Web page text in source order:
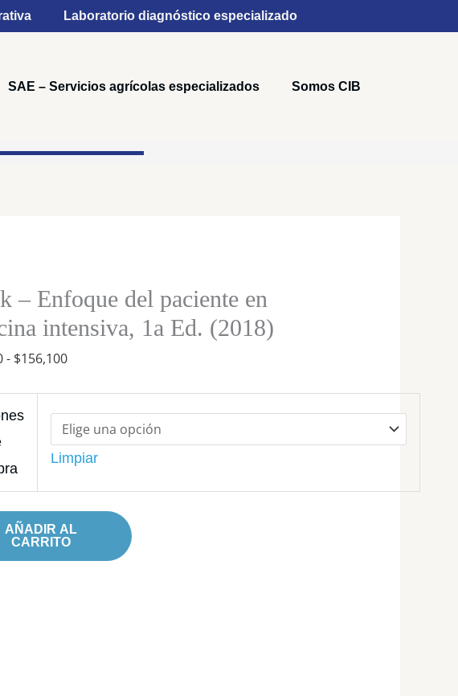
Laboratorio diagnóstico especializado
SAE – Servicios agrícolas especializados Somos CIB
– Enfoque del paciente en
intensiva, 1a Ed. (2018)
- $156,100
desde
$112,000
$156,100
Limpiar
AÑADIR AL
CARRITO